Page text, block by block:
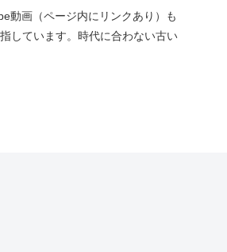
動画（ページ内にリンクあり）も
しています。時代に合わない古い